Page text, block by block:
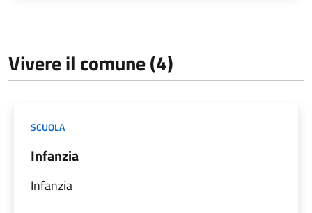
Vivere il comune (4)
SCUOLA
Infanzia
Infanzia